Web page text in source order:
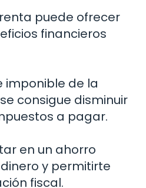
puede ofrecer
financieros
imponible de la
consigue disminuir
a pagar.
en un ahorro
y permitirte
fiscal.